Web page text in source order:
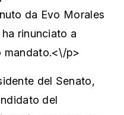
da Evo Morales
rinunciato a
mandato.<\/p>
del Senato,
del